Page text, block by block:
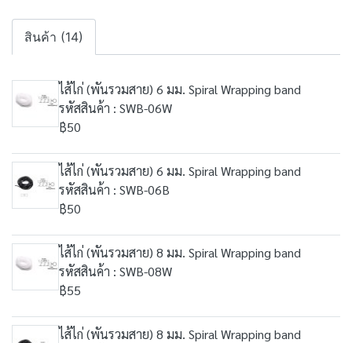
สินค้า (14)
ไส้ไก่ (พันรวมสาย) 6 มม. Spiral Wrapping band
รหัสสินค้า : SWB-06W
฿50
ไส้ไก่ (พันรวมสาย) 6 มม. Spiral Wrapping band
รหัสสินค้า : SWB-06B
฿50
ไส้ไก่ (พันรวมสาย) 8 มม. Spiral Wrapping band
รหัสสินค้า : SWB-08W
฿55
ไส้ไก่ (พันรวมสาย) 8 มม. Spiral Wrapping band